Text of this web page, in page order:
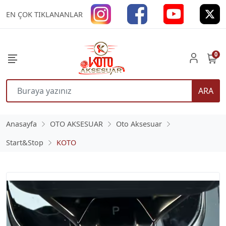
EN ÇOK TIKLANANLAR
ARA
0
Anasayfa OTO AKSESUAR
Oto Aksesuar
Start&Stop
KOTO